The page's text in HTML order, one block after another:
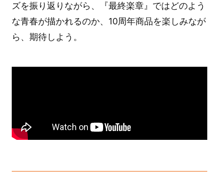
ズを振り返りながら、『最終楽章』ではどのよう
な青春が描かれるのか、10周年商品を楽しみなが
ら、期待しよう。